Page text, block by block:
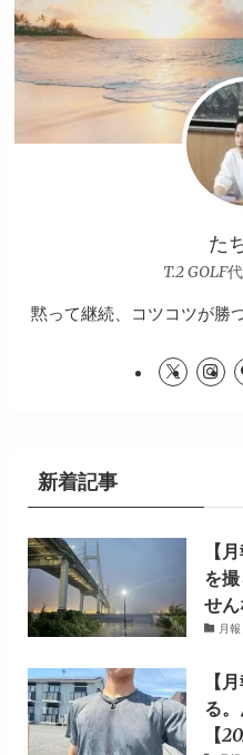
た
T.2 GOLF
黙って継続、コツコツが勝
新着記事
【
を
せん
月報
【
る
【